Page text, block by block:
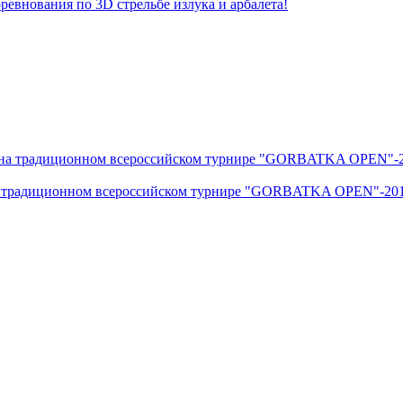
по 3D стрельбе излука и арбалета!
всероссийском турнире "GORBATKA OPEN"-